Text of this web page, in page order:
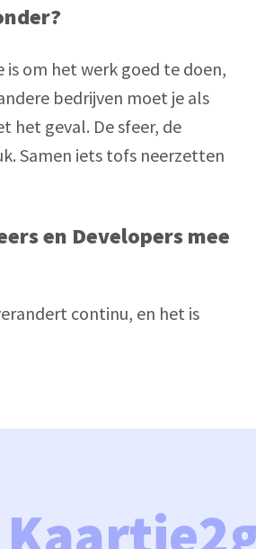
om het werk goed te doen,
bedrijven moet je als
het geval. De sfeer, de
Samen iets tofs neerzetten
en Developers mee
continu, en het is